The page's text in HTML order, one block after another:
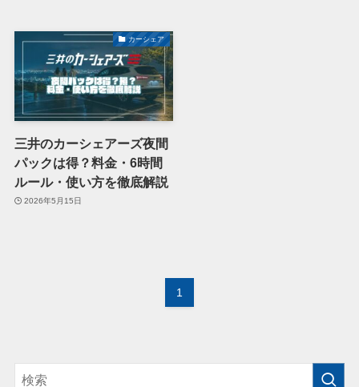
カーシェア
三井のカーシェアーズ夜間
パックは得？料金・6時間
ルール・使い方を徹底解説
2026年5月15日
1